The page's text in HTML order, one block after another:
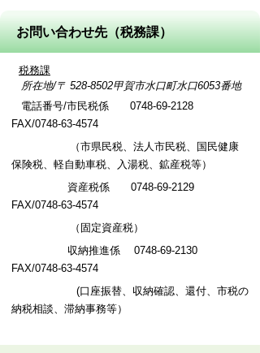
お問い合わせ先（税務課）
税務課
所在地/〒 528-8502甲賀市水口町水口6053番地
電話番号/市民税係 0748-69-2128
FAX/0748-63-4574
（市県民税、法人市民税、国民健康
保険税、軽自動車税、入湯税、鉱産税等）
資産税係 0748-69-2129
FAX/0748-63-4574
（固定資産税）
収納推進係
0748-69-2130
FAX/0748-63-4574
(口座振替、収納確認、還付、市税の
納税相談、滞納事務等）